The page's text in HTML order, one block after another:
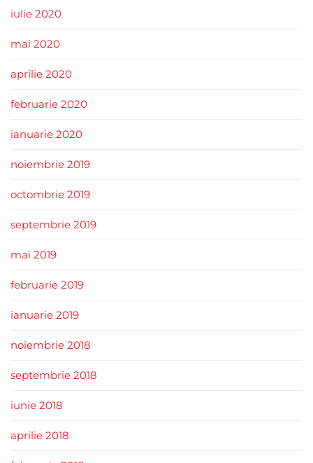
iulie 2020
mai 2020
aprilie 2020
februarie 2020
ianuarie 2020
noiembrie 2019
octombrie 2019
septembrie 2019
mai 2019
februarie 2019
ianuarie 2019
noiembrie 2018
septembrie 2018
iunie 2018
aprilie 2018